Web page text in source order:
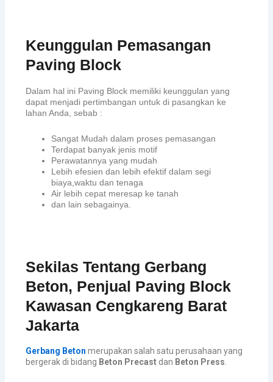
Keunggulan Pemasangan
Paving Block
Dalam hal ini Paving Block memiliki keunggulan yang
dapat menjadi pertimbangan untuk di pasangkan ke
lahan Anda, sebab :
Sangat Mudah dalam proses pemasangan
Terdapat banyak jenis motif
Perawatannya yang mudah
Lebih efesien dan lebih efektif dalam segi
biaya,waktu dan tenaga
Air lebih cepat meresap ke tanah
dan lain sebagainya.
Sekilas Tentang Gerbang
Beton, Penjual Paving Block
Kawasan Cengkareng Barat
Jakarta
Gerbang Beton merupakan salah satu perusahaan yang
bergerak di bidang Beton Precast dan Beton Press